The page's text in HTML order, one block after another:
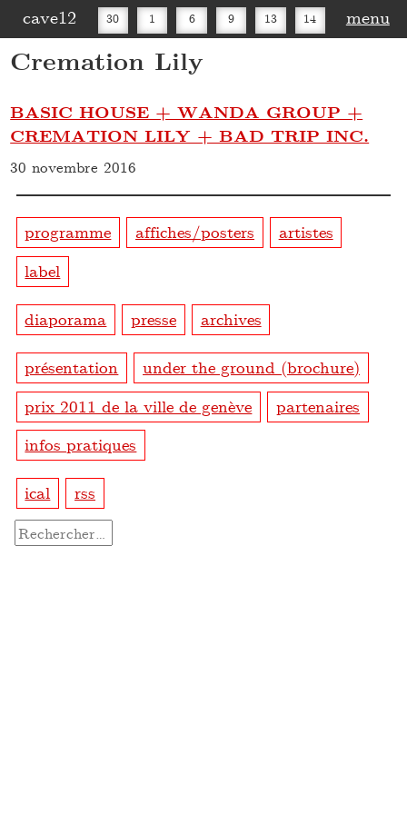
cave12 30 1 6 9 13 14
16 20 27
menu
Cremation Lily
BASIC HOUSE + WANDA GROUP +
CREMATION LILY + BAD TRIP INC.
30 novembre 2016
programme affiches/posters
artistes
label
diaporama presse archives
présentation
under the ground (brochure)
prix 2011 de la ville de genève
partenaires
infos pratiques
ical rss
Rechercher :